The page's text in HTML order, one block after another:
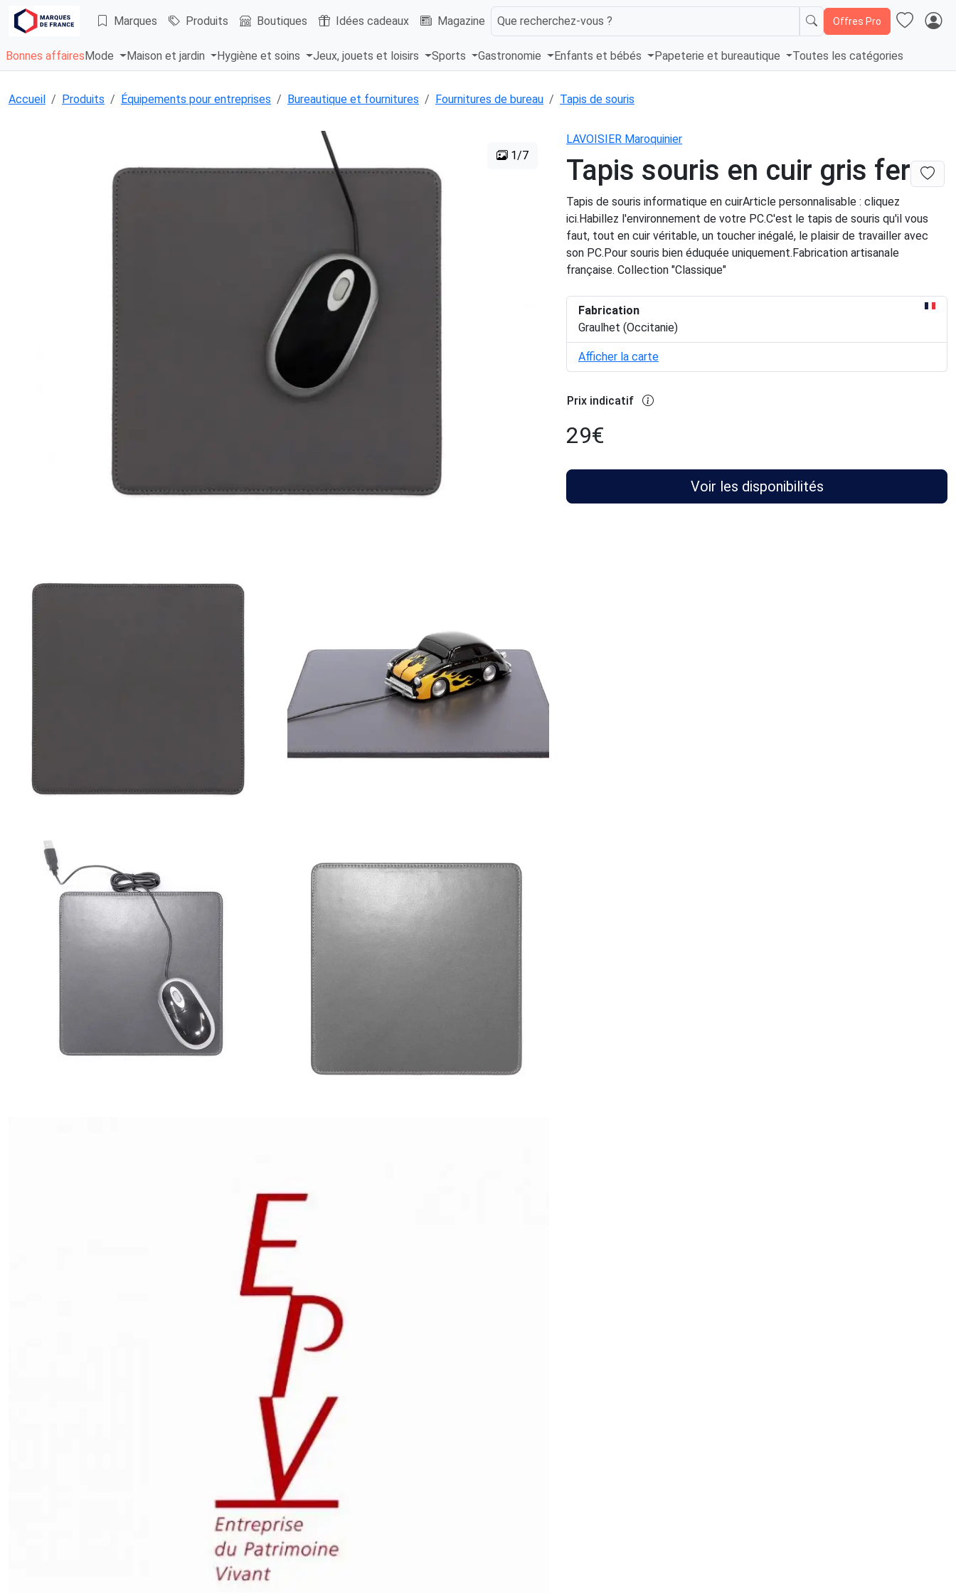
Marques Produits Boutiques Idées cadeaux Magazine Que recherchez-vous ? Offres Pro
Bonnes affaires Mode Maison et jardin Hygiène et soins Jeux, jouets et loisirs Sports Gastronomie Enfants et bébés Papeterie et bureautique Toutes les catégories
Accueil Produits Équipements pour entreprises Bureautique et fournitures Fournitures de bureau Tapis de souris
1/7
LAVOISIER Maroquinier
Tapis souris en cuir gris fer
Tapis de souris informatique en cuirArticle personnalisable : cliquez
ici.Habillez l'environnement de votre PC.C'est le tapis de souris qu'il vous
faut, tout en cuir véritable, un toucher inégalé, le plaisir de travailler avec
son PC.Pour souris bien éduquée uniquement.Fabrication artisanale
française. Collection "Classique"
Fabrication
Graulhet (Occitanie)
Afficher la carte
Prix indicatif
29€
Voir les disponibilités